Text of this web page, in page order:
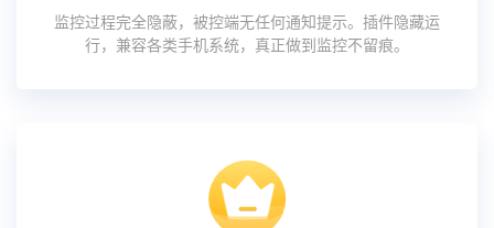
监控过程完全隐蔽，被控端无任何通知提示。插件隐藏运
行，兼容各类手机系统，真正做到监控不留痕。